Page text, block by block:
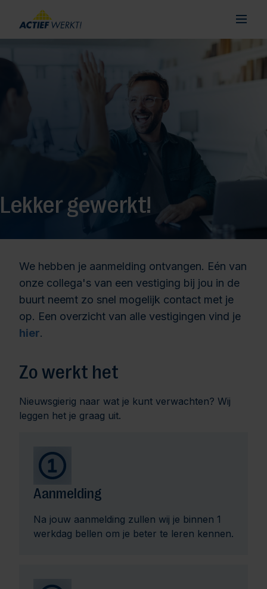
Lekker gewerkt!
We hebben je aanmelding ontvangen. Eén van
onze collega's van een vestiging bij jou in de
buurt neemt zo snel mogelijk contact met je
op. Een overzicht van alle vestigingen vind je
hier.
Zo werkt het
Nieuwsgierig naar wat je kunt verwachten? Wij
leggen het je graag uit.
Aanmelding
Na jouw aanmelding zullen wij je binnen 1
werkdag bellen om je beter te leren kennen.